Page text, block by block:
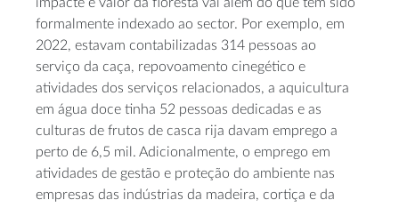
formalmente indexado ao sector. Por exemplo, em
2022, estavam contabilizadas 314 pessoas ao
serviço da caça, repovoamento cinegético e
atividades dos serviços relacionados, a aquicultura
em água doce tinha 52 pessoas dedicadas e as
culturas de frutos de casca rija davam emprego a
perto de 6,5 mil. Adicionalmente, o emprego em
atividades de gestão e proteção do ambiente nas
empresas das indústrias da madeira, cortiça e da